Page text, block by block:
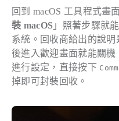
回到 macOS 工具程式畫
裝 macOS 」照著步驟就
系統。回收商給出的說明
後進入歡迎畫面就能關
進行設定，直接按下
掉即可封裝回收。